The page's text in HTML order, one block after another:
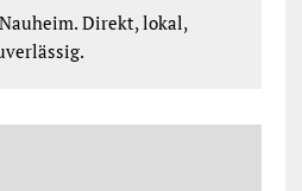
Direkt, lokal,